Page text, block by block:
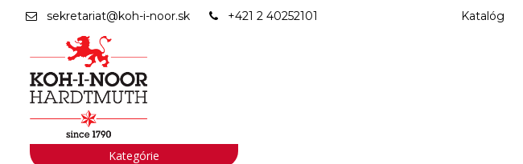
sekretariat@koh-i-noor.sk +421 2 40252101 Katalóg
Kategórie